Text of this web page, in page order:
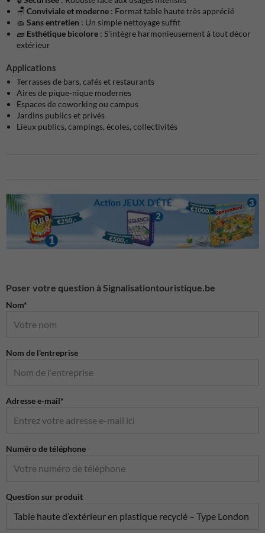
🪑 Conviviale et moderne : Format table haute très apprécié
🧽 Sans entretien : Un simple nettoyage suffit
🧱 Esthétique bicolore : S’intègre harmonieusement à tout décor
extérieur
Applications
Terrasses de bars, cafés et restaurants
Aires de pique-nique modernes
Espaces de coworking ou campus
Jardins publics et privés
Lieux publics, campings, écoles, collectivités
Poser votre question à Signalisationtouristique.be
Nom*
Nom de l'entreprise
Adresse e-mail*
Numéro de téléphone
Question sur produit